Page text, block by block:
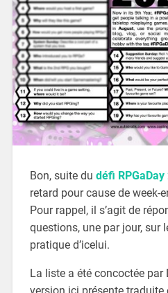
Bon, suite du défi RPGaDay
retard pour cause de week-
Pour rappel, il s’agit de
questions, une par jour, sur
pratique d’icelui.
La liste a été concoctée par